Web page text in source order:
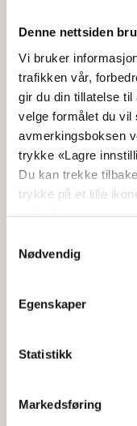
Denne nettsiden
Vi bruker
trafikken vår,
gir du din tillatelse
velge formålet du
avmerkingsboksen
trykke «Lagre
Du kan trekke
trykke på et lille
Nødvendig
Egenskaper
Statistikk
Markedsføring
Else
Lokallag
Bente
Lokallag 1.
KrFU-